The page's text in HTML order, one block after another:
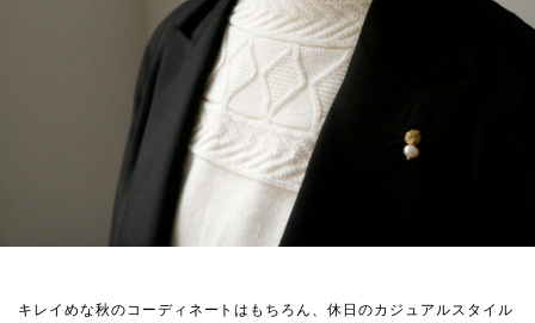
キレイめな秋のコーディネートはもちろん、休日のカジュアルスタイル